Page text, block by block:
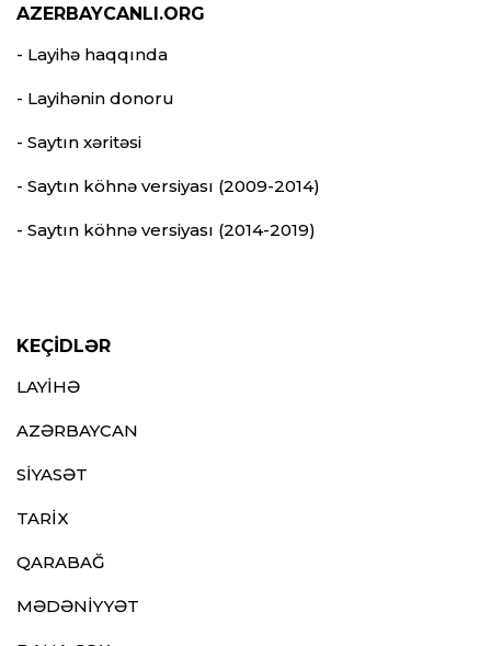
AZERBAYCANLI.ORG
- Layihə haqqında
- Layihənin donoru
- Saytın xəritəsi
- Saytın köhnə versiyası (2009-2014)
- Saytın köhnə versiyası (2014-2019)
KEÇİDLƏR
LAYİHƏ
AZƏRBAYCAN
SİYASƏT
TARİX
QARABAĞ
MƏDƏNİYYƏT